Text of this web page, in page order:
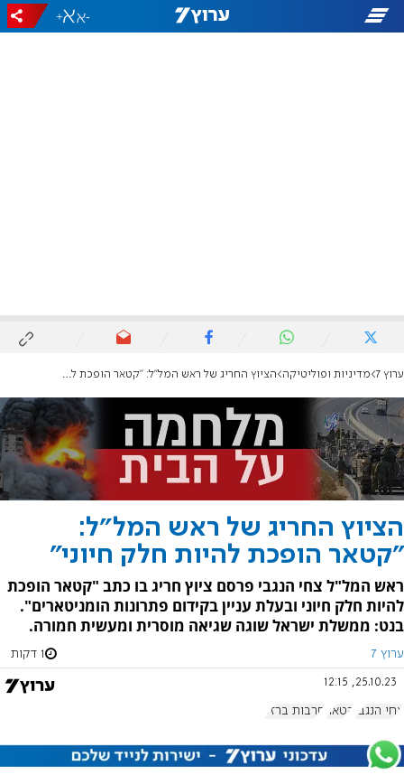
-
+
ערוץ 7 מדיניות ופוליטיקה הציוץ החריג של ראש המל"ל: "קטאר הופכת להיות חלק חיוני"
הציוץ החריג של ראש המל"ל:
"קטאר הופכת להיות חלק חיוני"
ראש המל"ל צחי הנגבי פרסם ציוץ חריג בו כתב "קטאר הופכת
להיות חלק חיוני ובעלת עניין בקידום פתרונות הומניטארים".
בנט: ממשלת ישראל שוגה שגיאה מוסרית ומעשית חמורה.
ערוץ 7 1 דקות
25.10.23, 12:15
צחי הנגבי קטאר חרבות ברזל